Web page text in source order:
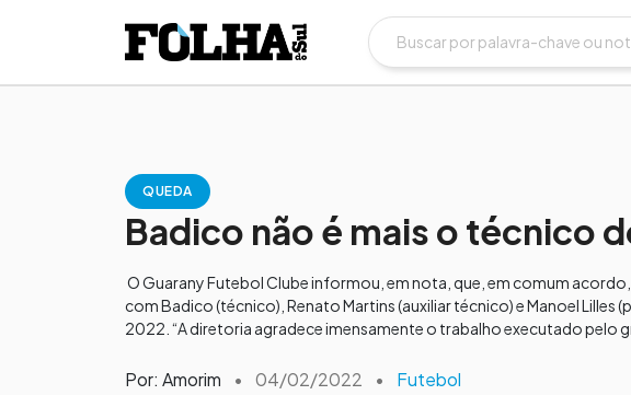
QUEDA
Badico não é mais o técnico
O Guarany Futebol Clube informou, em nota, que, em comum
com Badico (técnico), Renato Martins (auxiliar técnico) e Manoel
2022. “A diretoria agradece imensamente o trabalho executado
Por: Amorim • 04/02/2022 • Futebol